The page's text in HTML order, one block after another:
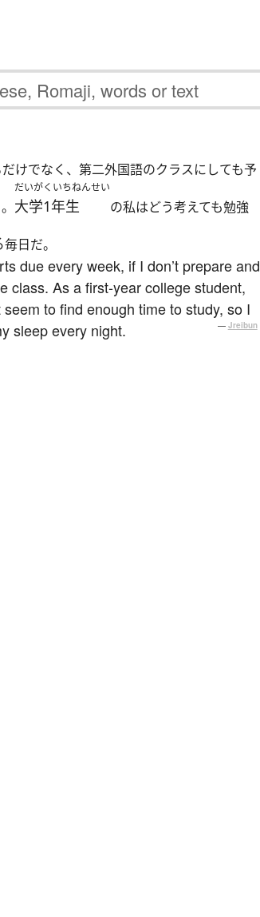
けでなく、第二外国語のクラスにしても予
だいがくいちねんせい
大学1年生 の私はどう考えても勉強
毎日だ。
due every week, if I don’t prepare and
class. As a first-year college student,
to find enough time to study, so I
sleep every night.
— Jreibun